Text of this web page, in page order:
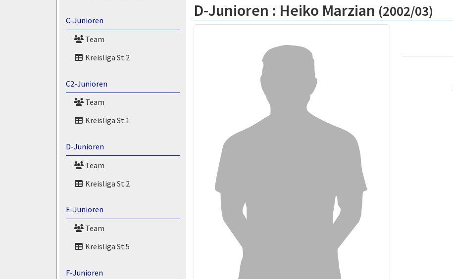
C-Junioren
Team
Kreisliga St.2
C2-Junioren
Team
Kreisliga St.1
D-Junioren
Team
Kreisliga St.2
E-Junioren
Team
Kreisliga St.5
F-Junioren
D-Junioren : Heiko Marzian (2002/03)